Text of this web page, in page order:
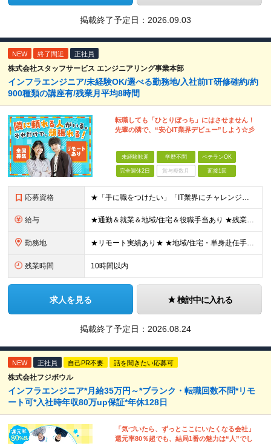
掲載終了予定日： 2026.09.03
NEW 終了間近 正社員
株式会社スタッフサービス エンジニアリング事業本部
インフラエンジニア/未経験OK/選べる勤務地/入社前IT研修確約/約
900種類の講座有/残業月平均8時間
転職しても「ひとりぼっち」にはさせません！
先輩の隣で、“安心IT業界デビュー”しよう☆彡
未経験歓迎 学歴不問 ベテランOK
完全週休2日 賞与複数月 面接1回
応募資格 ★「手に職をつけたい」「IT業界にチャレンジしたい」方歓迎！ ■学歴不問 ■IT知識・理系文系不問！未経験・第二新卒OK ★ITサポート・IT事務やエンジニアの経験をお持ちの方は優遇します！ 地方在
給与 ★通勤＆就業＆地域/住宅＆役職手当あり ★残業代は全額支給 ★選べる給与制度あり！ ■東京・神奈川・千葉・埼玉勤務の場合 月給24.5万円～55万円＋諸手当 （残業代は全額支給） (20,000円の
勤務地 ★リモート実績あり★ ★地域/住宅・単身赴任手当などサポートも万全 ★転任費用や寮・社宅制度も完備しています ★勤務地については希望を考慮の上、決定します ★面接地エリアでの就業率92％以上！ 『地
残業時間 10時間以内
求人を見る 検討中に入れる
掲載終了予定日： 2026.08.24
NEW 正社員 自己PR不要 話を聞きたい応募可
株式会社フジボウル
インフラエンジニア*月給35万円～*ブランク・転職回数不問*リモ
ート可*入社時年収80万up保証*年休128日
「気づいたら、ずっとここにいたくなる会社」
還元率80％超でも、結局1番の魅力は“人”でし